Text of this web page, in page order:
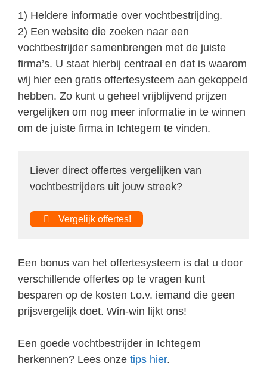
1) Heldere informatie over vochtbestrijding.
2) Een website die zoeken naar een
vochtbestrijder samenbrengen met de juiste
firma’s. U staat hierbij centraal en dat is waarom
wij hier een gratis offertesysteem aan gekoppeld
hebben. Zo kunt u geheel vrijblijvend prijzen
vergelijken om nog meer informatie in te winnen
om de juiste firma in Ichtegem te vinden.
Liever direct offertes vergelijken van
vochtbestrijders uit jouw streek?
Vergelijk offertes!
Een bonus van het offertesysteem is dat u door
verschillende offertes op te vragen kunt
besparen op de kosten t.o.v. iemand die geen
prijsvergelijk doet. Win-win lijkt ons!
Een goede vochtbestrijder in Ichtegem
herkennen? Lees onze tips hier.